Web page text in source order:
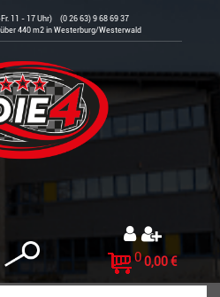
11 - 17 Uhr) (0 26 63) 9 68 69 37
440 m2 in Westerburg/Westerwald
0 0,00 €